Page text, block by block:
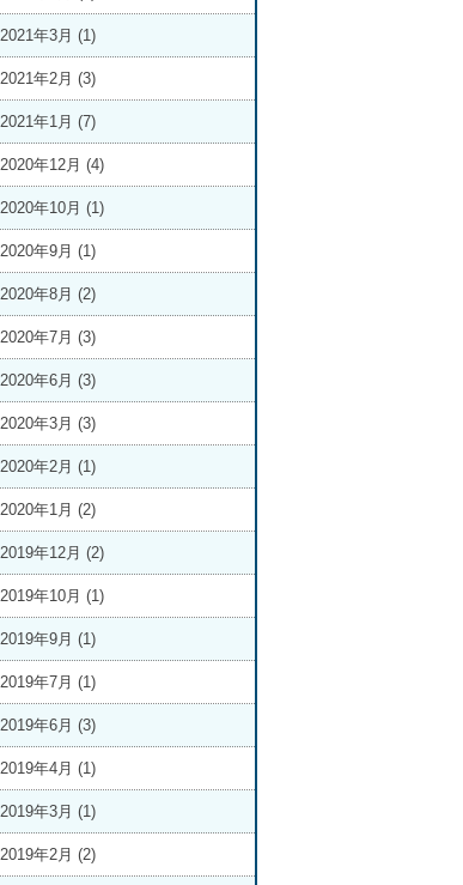
2021年3月 (1)
2021年2月 (3)
2021年1月 (7)
2020年12月 (4)
2020年10月 (1)
2020年9月 (1)
2020年8月 (2)
2020年7月 (3)
2020年6月 (3)
2020年3月 (3)
2020年2月 (1)
2020年1月 (2)
2019年12月 (2)
2019年10月 (1)
2019年9月 (1)
2019年7月 (1)
2019年6月 (3)
2019年4月 (1)
2019年3月 (1)
2019年2月 (2)